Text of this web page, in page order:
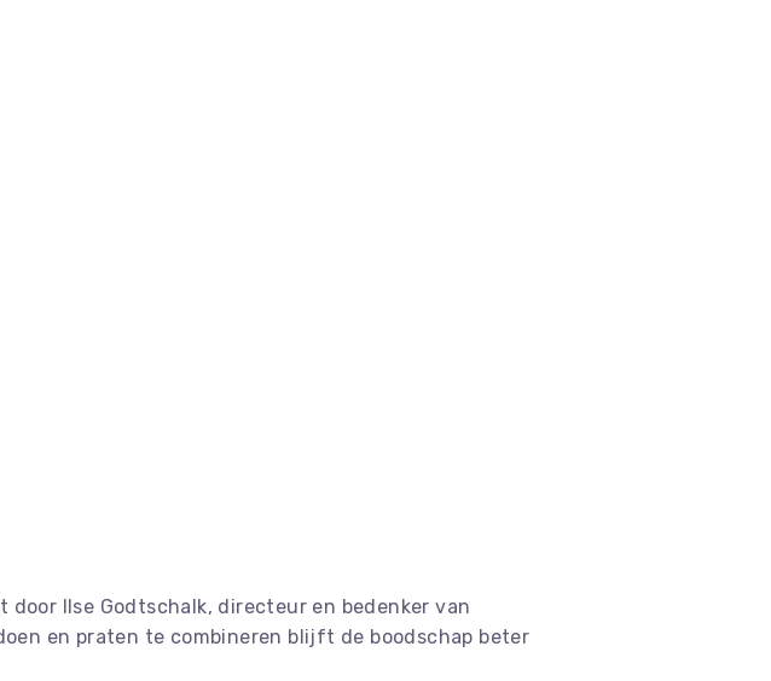
Ilse Godtschalk, directeur en bedenker van
en praten te combineren blijft de boodschap beter